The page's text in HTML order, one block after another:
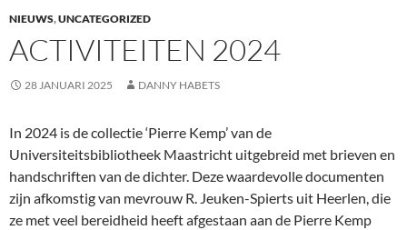
NIEUWS,UNCATEGORIZED
ACTIVITEITEN 2024
28 JANUARI 2025 DANNY HABETS
In 2024 is de collectie ‘Pierre Kemp’ van de
Universiteitsbibliotheek Maastricht uitgebreid met brieven en
handschriften van de dichter. Deze waardevolle documenten
zijn afkomstig van mevrouw R. Jeuken-Spierts uit Heerlen, die
ze met veel bereidheid heeft afgestaan aan de Pierre Kemp